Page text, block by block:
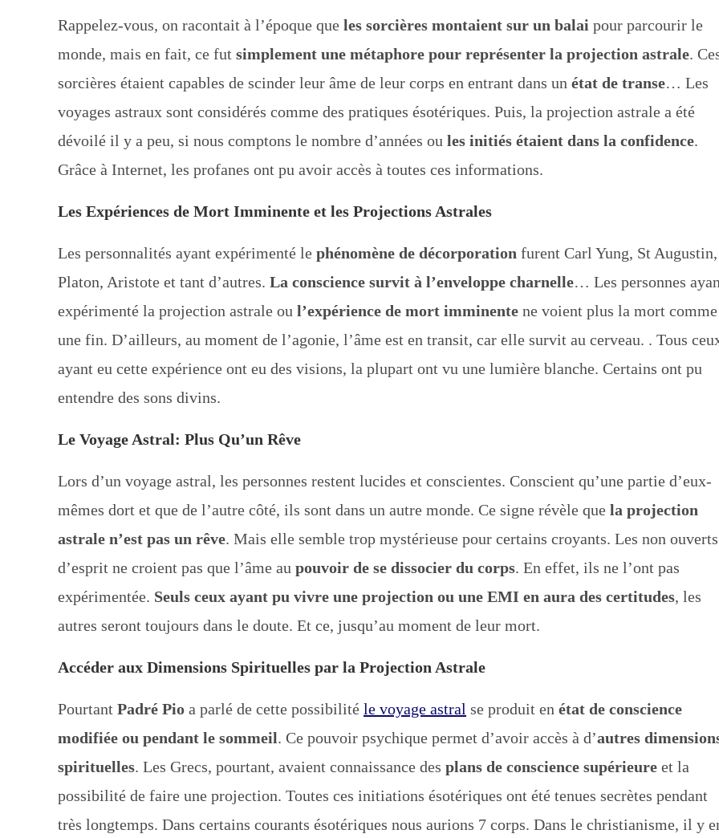
Rappelez-vous, on racontait à l’époque que les sorcières montaient sur un balai pour parcourir le
monde, mais en fait, ce fut simplement une métaphore pour représenter la projection astrale.
sorcières étaient capables de scinder leur âme de leur corps en entrant dans un état de transe… Les
voyages astraux sont considérés comme des pratiques ésotériques. Puis, la projection astrale a été
dévoilé il y a peu, si nous comptons le nombre d’années ou les initiés étaient dans la confidence.
Grâce à Internet, les profanes ont pu avoir accès à toutes ces informations.
Les Expériences de Mort Imminente et les Projections Astrales
Les personnalités ayant expérimenté le phénomène de décorporation furent Carl Yung, St Augustin,
Platon, Aristote et tant d’autres. La conscience survit à l’enveloppe charnelle… Les personnes
expérimenté la projection astrale ou l’expérience de mort imminente ne voient plus la mort comme
une fin. D’ailleurs, au moment de l’agonie, l’âme est en transit, car elle survit au cerveau. . Tous
ayant eu cette expérience ont eu des visions, la plupart ont vu une lumière blanche. Certains ont pu
entendre des sons divins.
Le Voyage Astral: Plus Qu’un Rêve
Lors d’un voyage astral, les personnes restent lucides et conscientes. Conscient qu’une partie d’eux-
mêmes dort et que de l’autre côté, ils sont dans un autre monde. Ce signe révèle que la projection
astrale n’est pas un rêve. Mais elle semble trop mystérieuse pour certains croyants. Les non ouverts
d’esprit ne croient pas que l’âme au pouvoir de se dissocier du corps. En effet, ils ne l’ont pas
expérimentée. Seuls ceux ayant pu vivre une projection ou une EMI en aura des certitudes, les
autres seront toujours dans le doute. Et ce, jusqu’au moment de leur mort.
Accéder aux Dimensions Spirituelles par la Projection Astrale
Pourtant Padré Pio a parlé de cette possibilité le voyage astral se produit en état de conscience
modifiée ou pendant le sommeil. Ce pouvoir psychique permet d’avoir accès à d’autres
spirituelles. Les Grecs, pourtant, avaient connaissance des plans de conscience supérieure et la
possibilité de faire une projection. Toutes ces initiations ésotériques ont été tenues secrètes pendant
très longtemps. Dans certains courants ésotériques nous aurions 7 corps. Dans le christianisme, il y